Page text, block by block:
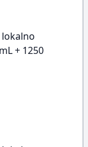
+ 1250